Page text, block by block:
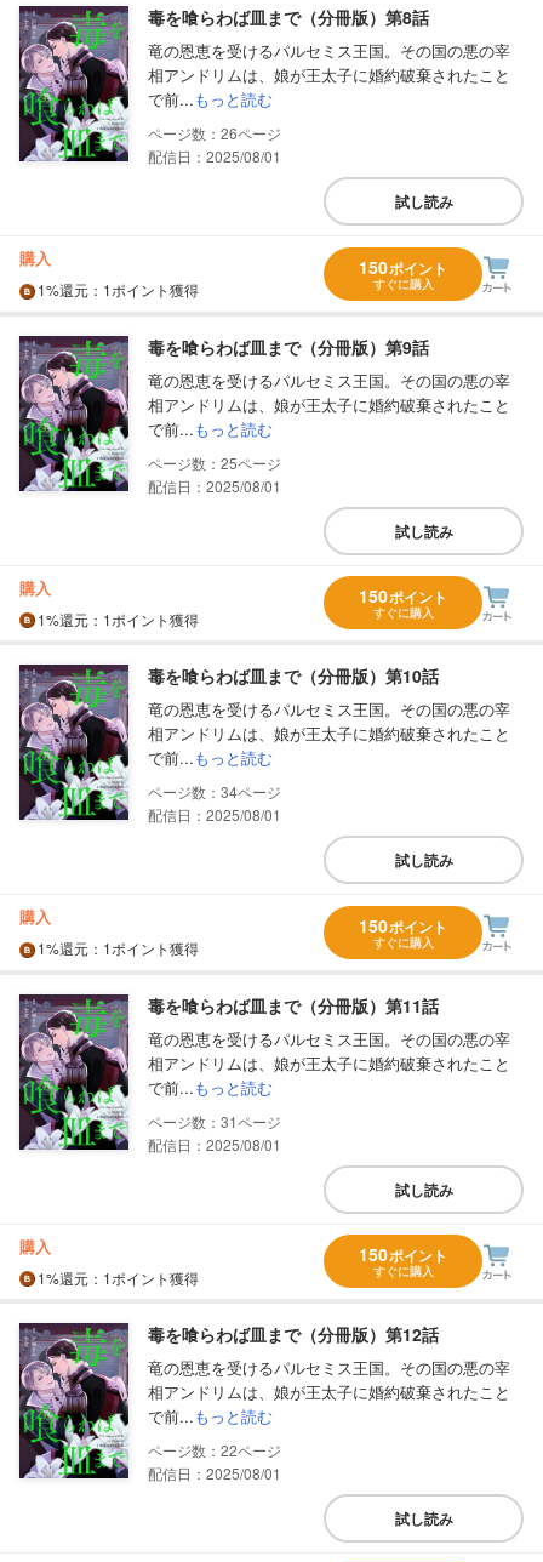
毒を喰らわば皿まで（分冊版）第8話
竜の恩恵を受けるパルセミス王国。その国の悪の宰
相アンドリムは、娘が王太子に婚約破棄されたこと
で前...もっと読む
26
配信日：2025/08/01
試し読み
購入
1%還元 ：1ポイント獲得
150ポイント
すぐに購入
毒を喰らわば皿まで（分冊版）第9話
竜の恩恵を受けるパルセミス王国。その国の悪の宰
相アンドリムは、娘が王太子に婚約破棄されたこと
で前...もっと読む
25
配信日：2025/08/01
試し読み
購入
1%還元 ：1ポイント獲得
150ポイント
すぐに購入
毒を喰らわば皿まで（分冊版）第10話
竜の恩恵を受けるパルセミス王国。その国の悪の宰
相アンドリムは、娘が王太子に婚約破棄されたこと
で前...もっと読む
34
配信日：2025/08/01
試し読み
購入
1%還元 ：1ポイント獲得
150ポイント
すぐに購入
毒を喰らわば皿まで（分冊版）第11話
竜の恩恵を受けるパルセミス王国。その国の悪の宰
相アンドリムは、娘が王太子に婚約破棄されたこと
で前...もっと読む
31
配信日：2025/08/01
試し読み
購入
1%還元 ：1ポイント獲得
150ポイント
すぐに購入
毒を喰らわば皿まで（分冊版）第12話
竜の恩恵を受けるパルセミス王国。その国の悪の宰
相アンドリムは、娘が王太子に婚約破棄されたこと
で前...もっと読む
22
配信日：2025/08/01
試し読み